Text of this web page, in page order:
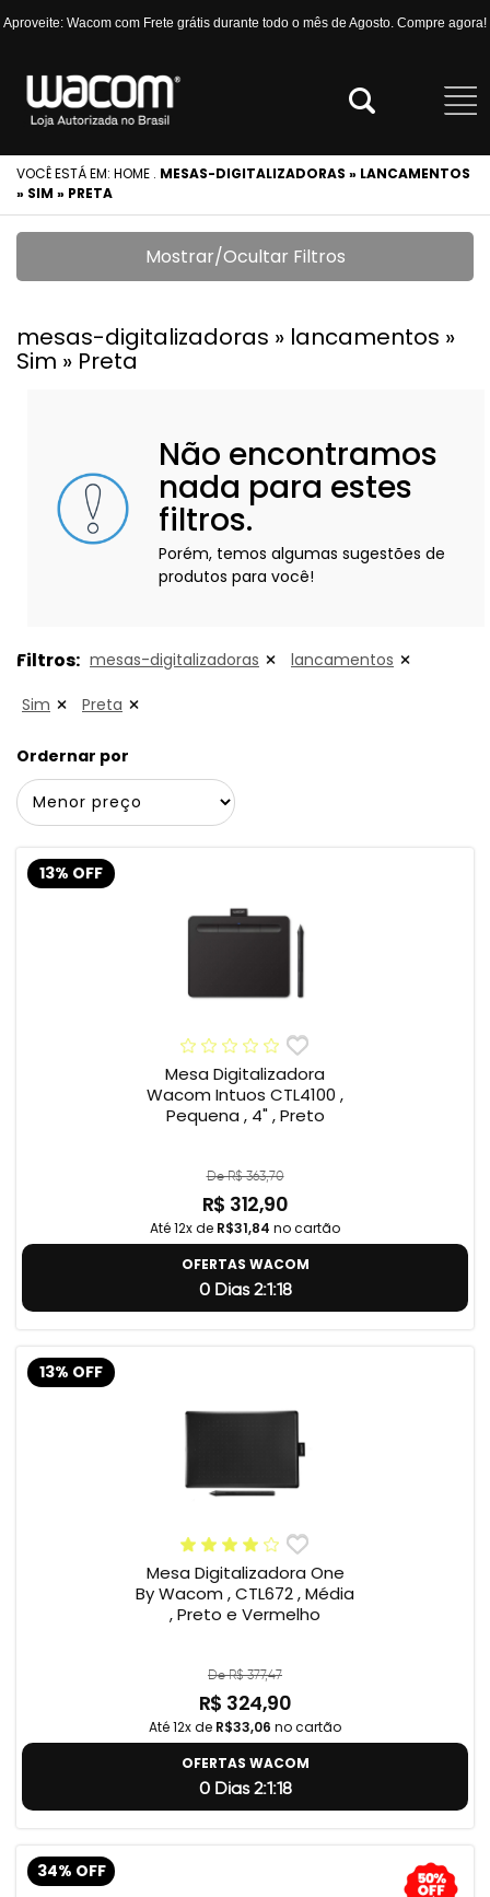
Aproveite: Wacom com Frete grátis durante todo o mês de Agosto. Compre agora!
VOCÊ ESTÁ EM: HOME . MESAS-DIGITALIZADORAS » LANCAMENTOS
» SIM » PRETA
Mostrar/Ocultar Filtros
mesas-digitalizadoras » lancamentos »
Sim » Preta
Não encontramos
nada para estes
filtros.
Porém, temos algumas sugestões de
produtos para você!
Filtros: mesas-digitalizadoras lancamentos
Sim Preta
Ordernar por
13% OFF
Mesa Digitalizadora
Wacom Intuos CTL4100 ,
Pequena , 4" , Preto
De R$ 363,70
R$ 312,90
Até 12x de R$31,84 no cartão
OFERTAS WACOM
0 Dias 2:1:17
13% OFF
Mesa Digitalizadora One
By Wacom , CTL672 , Média
, Preto e Vermelho
De R$ 377,47
R$ 324,90
Até 12x de R$33,06 no cartão
OFERTAS WACOM
0 Dias 2:1:17
34% OFF